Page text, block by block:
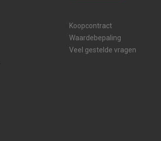
Koopcontract
Waardebepaling
Veel gestelde vragen